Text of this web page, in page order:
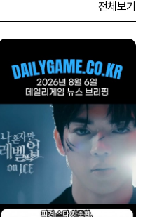
전체보기